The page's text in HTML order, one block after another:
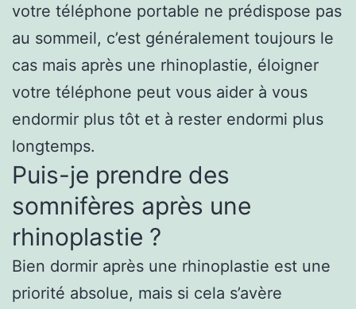
votre téléphone portable ne prédispose pas
au sommeil, c’est généralement toujours le
cas mais après une rhinoplastie, éloigner
votre téléphone peut vous aider à vous
endormir plus tôt et à rester endormi plus
longtemps.
Puis-je prendre des
somnifères après une
rhinoplastie ?
Bien dormir après une rhinoplastie est une
priorité absolue, mais si cela s’avère